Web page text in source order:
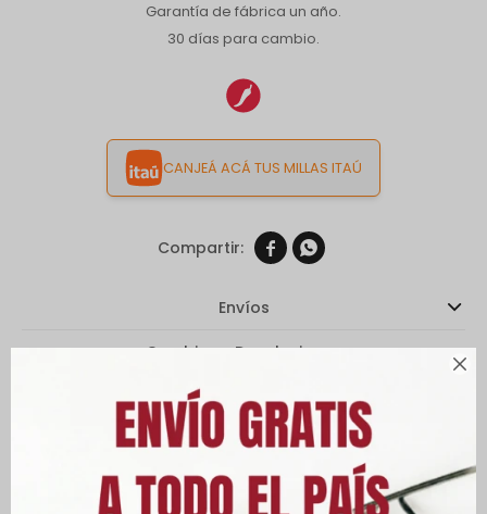

Garantía de fábrica un año.
30 días para cambio.
CANJEÁ ACÁ TUS MILLAS ITAÚ
 
Envíos
Cambios y Devoluciones
Medios de pago
Características